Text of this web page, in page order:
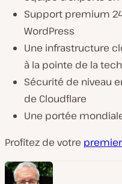
Support premium
WordPress
Une infrastructure
à la pointe de la
Sécurité de niveau
de Cloudflare
Une portée
Profitez de votre